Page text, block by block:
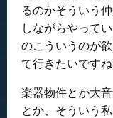
るのかそういう
しながらやって
のこういうのが
て行きたいですね
楽器物件とか大
とか、そういう